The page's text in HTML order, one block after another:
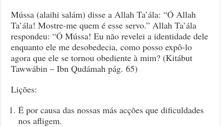
Mússa (alaihi salám) disse a Allah Ta’ála: “Ó Allah
Ta’ála! Mostre-me quem é esse servo.” Allah Ta’ála
respondeu: “Ó Mússa! Eu não revelei a identidade dele
enquanto ele me desobedecia, como posso expô-lo
agora que ele se tornou obediente à mim? (Kitábut
Tawwábin – Ibn Qudámah pág. 65)
Lições:
É por causa das nossas más acções que dificuldades
nos afligem.